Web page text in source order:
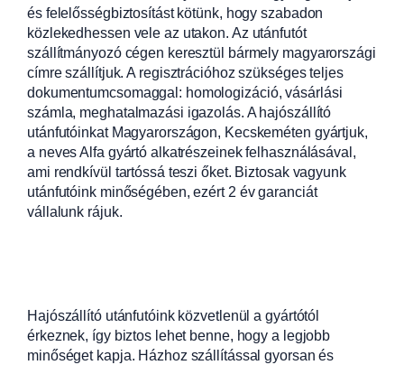
és felelősségbiztosítást kötünk, hogy szabadon
közlekedhessen vele az utakon. Az utánfutót
szállítmányozó cégen keresztül bármely magyarországi
címre szállítjuk. A regisztrációhoz szükséges teljes
dokumentumcsomaggal: homologizáció, vásárlási
számla, meghatalmazási igazolás. A hajószállító
utánfutóinkat Magyarországon, Kecskeméten gyártjuk,
a neves Alfa gyártó alkatrészeinek felhasználásával,
ami rendkívül tartóssá teszi őket. Biztosak vagyunk
utánfutóink minőségében, ezért 2 év garanciát
vállalunk rájuk.
Hajószállító utánfutóink közvetlenül a gyártótól
érkeznek, így biztos lehet benne, hogy a legjobb
minőséget kapja. Házhoz szállítással gyorsan és